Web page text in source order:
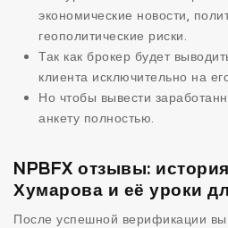
экономические новости,
геополитические риски.
Так как брокер будет
клиента исключительно на
Но чтобы вывести
анкету полностью.
NPBFX отзывы:
Хумарова и её уроки
После успешной верификации